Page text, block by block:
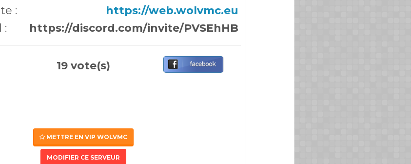
:
https://web.wolvmc.eu
:
https://discord.com/invite/PVSEhHB
19 vote(s)
METTRE EN VIP WOLVMC
MODIFIER CE SERVEUR